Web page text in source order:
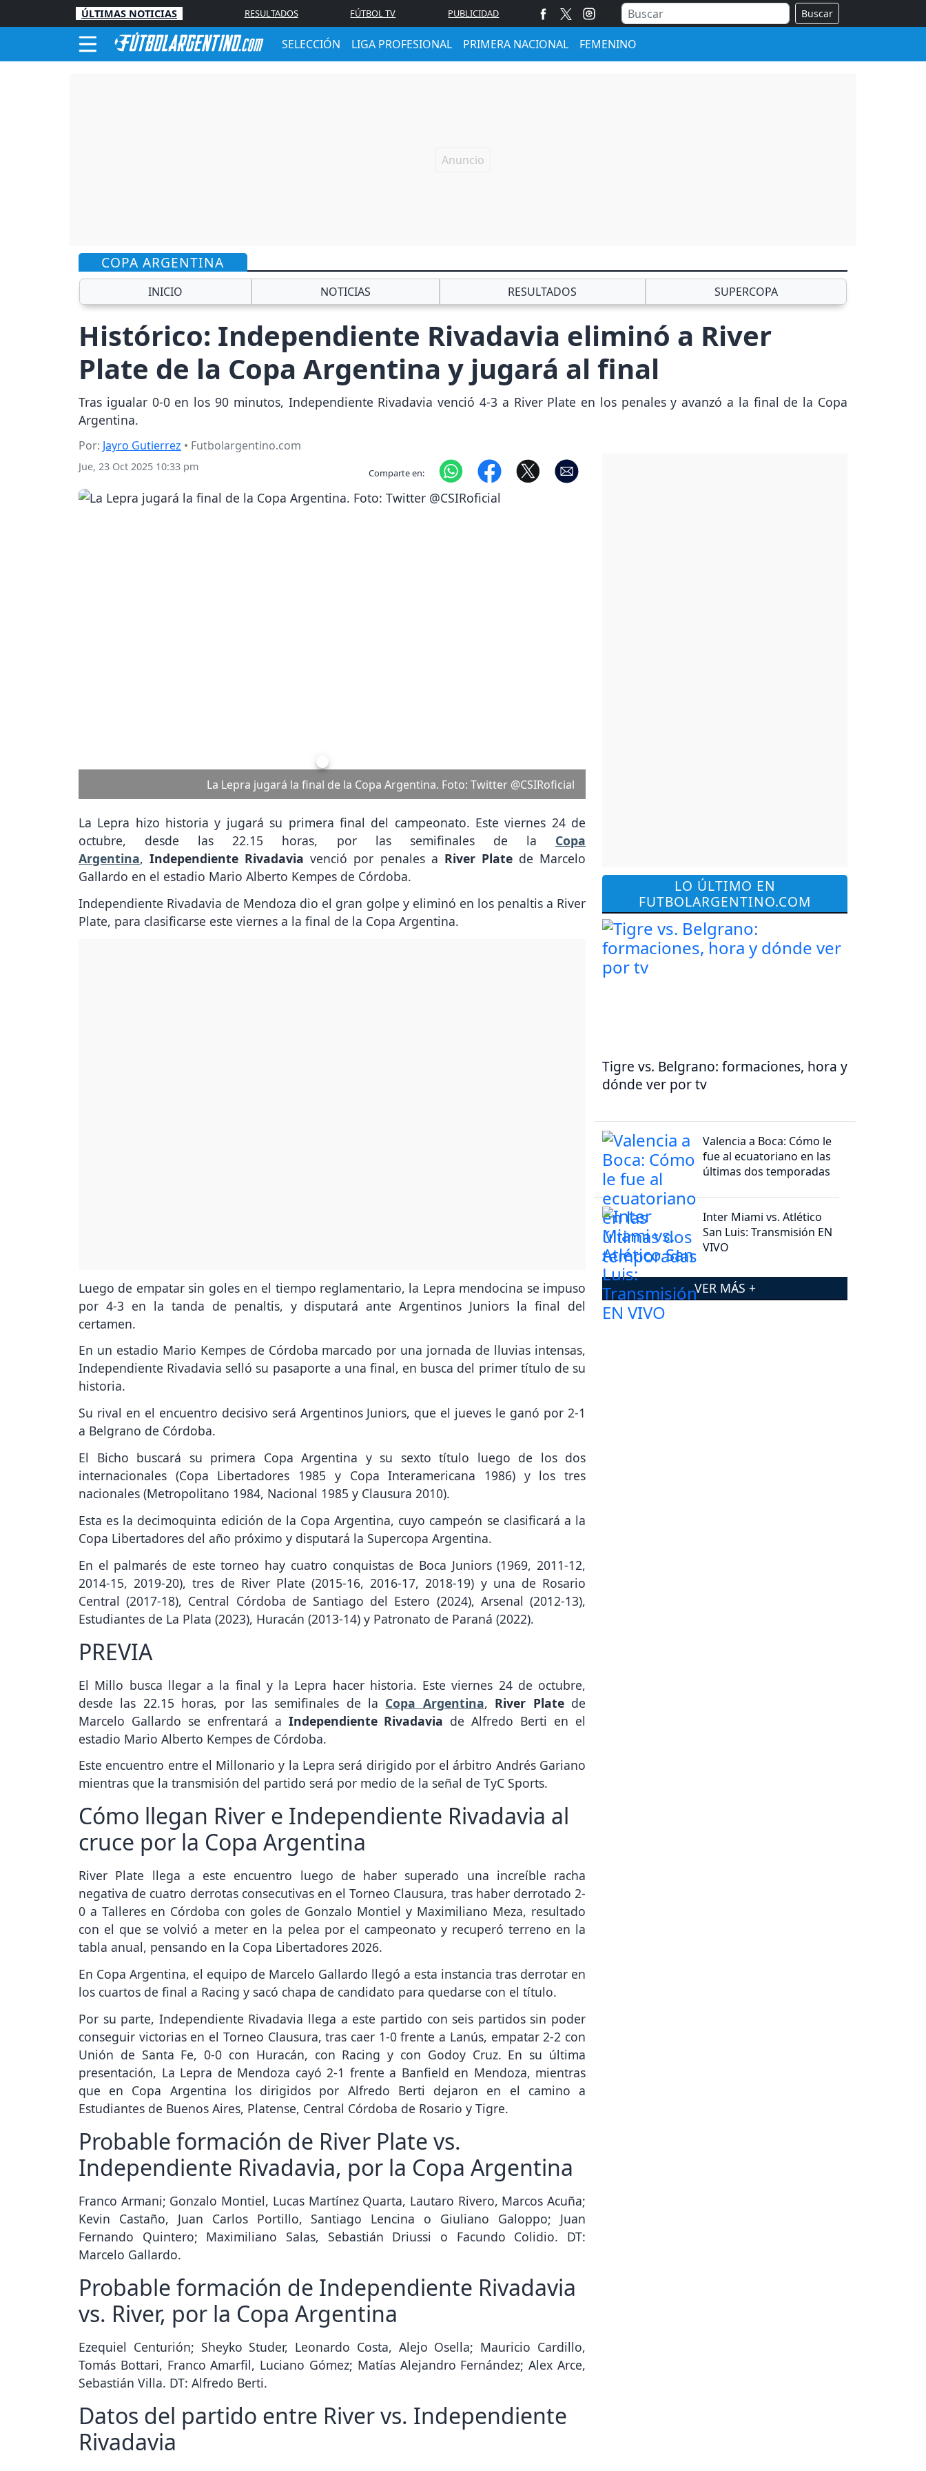
ÚLTIMAS NOTICIAS RESULTADOS FÚTBOL TV PUBLICIDAD Buscar
SELECCIÓN LIGA PROFESIONAL PRIMERA NACIONAL FEMENINO
COPA ARGENTINA
INICIO NOTICIAS RESULTADOS SUPERCOPA
Histórico: Independiente Rivadavia eliminó a River
Plate de la Copa Argentina y jugará al final
Tras igualar 0-0 en los 90 minutos, Independiente Rivadavia venció 4-3 a River Plate en los penales y avanzó a la final de la Copa
Argentina.
Por: Jayro Gutierrez • Futbolargentino.com
Jue, 23 Oct 2025 10:33 pm Comparte en:
River vs. Independiente Rivadavia. Foto: Twitter @CSIRoficial
La Lepra hizo historia y jugará su primera final del campeonato. Este viernes 24 de
octubre, desde las 22.15 horas, por las semifinales de la Copa
Argentina, Independiente Rivadaviavenció por penales a River Plate de Marcelo
Gallardo en el estadio Mario Alberto Kempes de Córdoba.
Independiente Rivadavia de Mendoza dio el gran golpe y eliminó en los penaltis a River
Plate, para clasificarse este viernes a la final de la Copa Argentina.
Luego de empatar sin goles en el tiempo reglamentario, la Lepra mendocina se impuso
por 4-3 en la tanda de penaltis, y disputará ante Argentinos Juniors la final del
certamen.
En un estadio Mario Kempes de Córdoba marcado por una jornada de lluvias intensas,
Independiente Rivadavia selló su pasaporte a una final, en busca del primer título de su
historia.
Su rival en el encuentro decisivo será Argentinos Juniors, que el jueves le ganó por 2-1
a Belgrano de Córdoba.
El Bicho buscará su primera Copa Argentina y su sexto título luego de los dos
internacionales (Copa Libertadores 1985 y Copa Interamericana 1986) y los tres
nacionales (Metropolitano 1984, Nacional 1985 y Clausura 2010).
Esta es la decimoquinta edición de la Copa Argentina, cuyo campeón se clasificará a la
Copa Libertadores del año próximo y disputará la Supercopa Argentina.
En el palmarés de este torneo hay cuatro conquistas de Boca Juniors (1969, 2011-12,
2014-15, 2019-20), tres de River Plate (2015-16, 2016-17, 2018-19) y una de Rosario
Central (2017-18), Central Córdoba de Santiago del Estero (2024), Arsenal (2012-13),
Estudiantes de La Plata (2023), Huracán (2013-14) y Patronato de Paraná (2022).
PREVIA
El Millo busca llegar a la final y la Lepra hacer historia. Este viernes 24 de octubre,
desde las 22.15 horas, por las semifinales de la Copa Argentina, River Plate de
Marcelo Gallardo se enfrentará a Independiente Rivadavia de Alfredo Berti en el
estadio Mario Alberto Kempes de Córdoba.
Este encuentro entre el Millonario y la Lepra será dirigido por el árbitro Andrés Gariano
mientras que la transmisión del partido será por medio de la señal de TyC Sports.
Cómo llegan River e Independiente Rivadavia al
cruce por la Copa Argentina
River Plate llega a este encuentro luego de haber superado una increíble racha
negativa de cuatro derrotas consecutivas en el Torneo Clausura, tras haber derrotado 2-
0 a Talleres en Córdoba con goles de Gonzalo Montiel y Maximiliano Meza, resultado
con el que se volvió a meter en la pelea por el campeonato y recuperó terreno en la
tabla anual, pensando en la Copa Libertadores 2026.
En Copa Argentina, el equipo de Marcelo Gallardo llegó a esta instancia tras derrotar en
los cuartos de final a Racing y sacó chapa de candidato para quedarse con el título.
Por su parte, Independiente Rivadavia llega a este partido con seis partidos sin poder
conseguir victorias en el Torneo Clausura, tras caer 1-0 frente a Lanús, empatar 2-2 con
Unión de Santa Fe, 0-0 con Huracán, con Racing y con Godoy Cruz. En su última
presentación, La Lepra de Mendoza cayó 2-1 frente a Banfield en Mendoza, mientras
que en Copa Argentina los dirigidos por Alfredo Berti dejaron en el camino a
Estudiantes de Buenos Aires, Platense, Central Córdoba de Rosario y Tigre.
Probable formación de River Plate vs.
Independiente Rivadavia, por la Copa Argentina
Franco Armani; Gonzalo Montiel, Lucas Martínez Quarta, Lautaro Rivero, Marcos Acuña;
Kevin Castaño, Juan Carlos Portillo, Santiago Lencina o Giuliano Galoppo; Juan
Fernando Quintero; Maximiliano Salas, Sebastián Driussi o Facundo Colidio. DT:
Marcelo Gallardo.
Probable formación de Independiente Rivadavia
vs. River, por la Copa Argentina
Ezequiel Centurión; Sheyko Studer, Leonardo Costa, Alejo Osella; Mauricio Cardillo,
Tomás Bottari, Franco Amarfil, Luciano Gómez; Matías Alejandro Fernández; Alex Arce,
Sebastián Villa. DT: Alfredo Berti.
Datos del partido entre River vs. Independiente
Rivadavia
LO ÚLTIMO EN
FUTBOLARGENTINO.COM
Tigre vs. Belgrano: formaciones, hora y
dónde ver por tv
Valencia a Boca: Cómo le
fue al ecuatoriano en las
últimas dos temporadas
Inter Miami vs. Atlético
San Luis: Transmisión EN
VIVO
VER MÁS +